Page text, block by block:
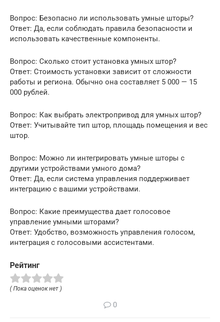
Вопрос: Безопасно ли использовать умные шторы?
Ответ: Да, если соблюдать правила безопасности и
использовать качественные компоненты.
Вопрос: Сколько стоит установка умных штор?
Ответ: Стоимость установки зависит от сложности
работы и региона. Обычно она составляет 5 000 — 15
000 рублей.
Вопрос: Как выбрать электропривод для умных штор?
Ответ: Учитывайте тип штор, площадь помещения и вес
штор.
Вопрос: Можно ли интегрировать умные шторы с
другими устройствами умного дома?
Ответ: Да, если система управления поддерживает
интеграцию с вашими устройствами.
Вопрос: Какие преимущества дает голосовое
управление умными шторами?
Ответ: Удобство, возможность управления голосом,
интеграция с голосовыми ассистентами.
Рейтинг
( Пока оценок нет )
0